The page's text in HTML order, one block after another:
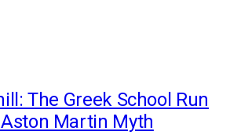
The Greek School Run
Martin Myth